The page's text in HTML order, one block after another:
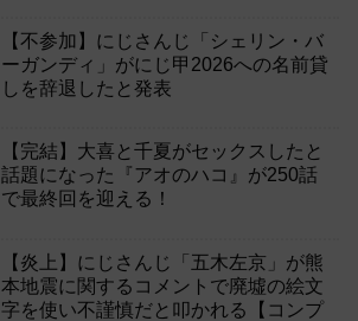
【不参加】にじさんじ「シェリン・バ
ーガンディ」がにじ甲2026への名前貸
しを辞退したと発表
【完結】大喜と千夏がセックスしたと
話題になった『アオのハコ』が250話
で最終回を迎える！
【炎上】にじさんじ「五木左京」が熊
本地震に関するコメントで廃墟の絵文
字を使い不謹慎だと叩かれる【コンプ